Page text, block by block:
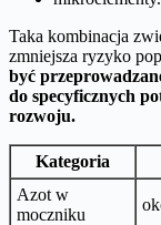
Taka kombinacja
zmniejsza ryzyko
być
do specyficznych
rozwoju.
Kategoria
Azot w
moczniku